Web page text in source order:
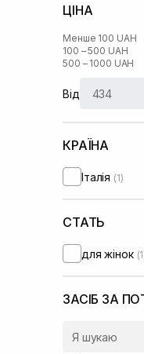
ЦІНА
Менше 100 UAH
100 – 500 UAH
500 – 1000 UAH
Від
КРАЇНА
Італія (1)
СТАТЬ
для жінок
ЗАСІБ ЗА